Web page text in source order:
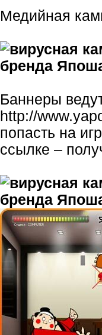
Медийная
Баннеры
http://
попасть на
ссылке –